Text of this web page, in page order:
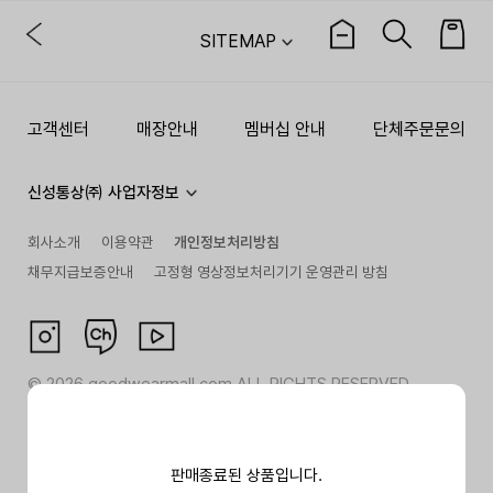
판매종료된 상품입니다.
SITEMAP
고객센터 매장안내 멤버십 안내 단체주문문의
신성통상㈜ 사업자정보
회사소개 이용약관
개인정보처리방침
채무지급보증안내
고정형 영상정보처리기기 운영관리 방침
©2026goodwearmall.com ALL RIGHTS RESERVED